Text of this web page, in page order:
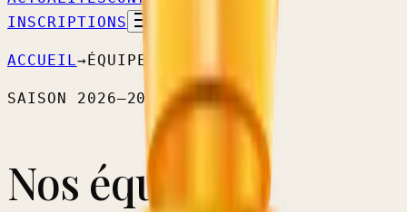
INSCRIPTIONS
ACCUEIL→ÉQUIPES
SAISON 2026–2027
Nos équipes.